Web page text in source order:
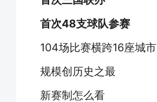
首次48支球队参赛
104场比赛横跨16座城市
规模创历史之最
新赛制怎么看